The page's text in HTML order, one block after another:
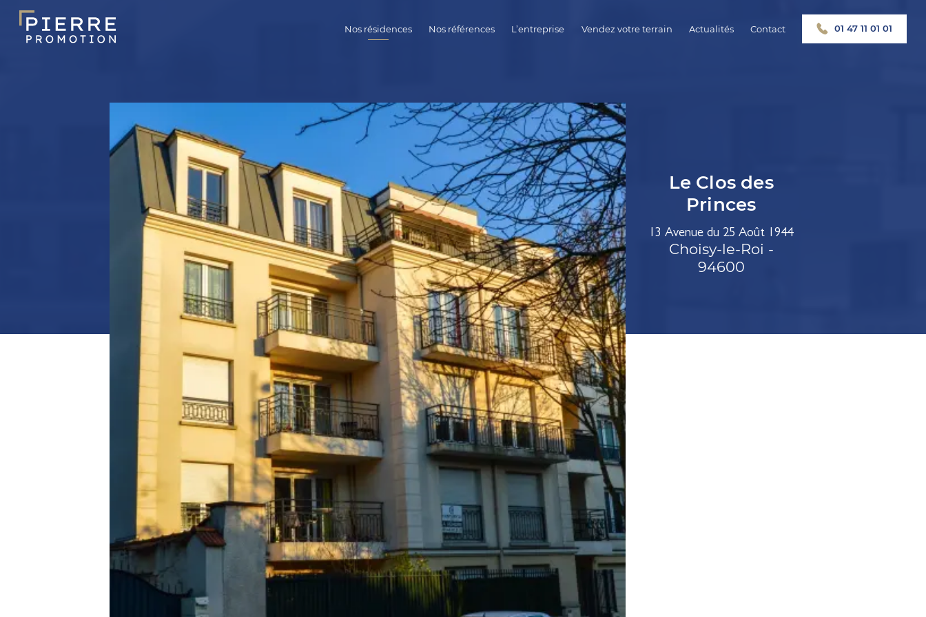
Nos résidences Nos références L’entreprise Vendez votre terrain Actualités Contact 01 47 11 01 01
Le Clos des
Princes
13 Avenue du 25 Août 1944
Choisy-le-Roi -
94600